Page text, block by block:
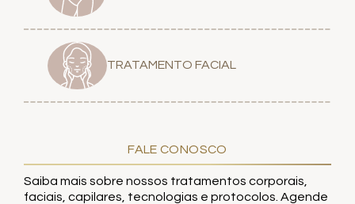
TRATAMENTO FACIAL
FALE CONOSCO
Saiba mais sobre nossos tratamentos corporais,
faciais, capilares, tecnologias e protocolos. Agende